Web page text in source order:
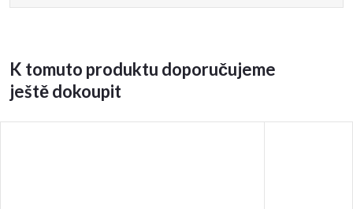
K tomuto produktu doporučujeme
ještě dokoupit